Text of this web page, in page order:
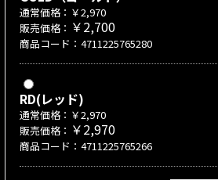
通常価格：￥2,970
販売価格： ￥2,700
商品コード：4711225765280
RD(レッド)
通常価格：￥2,970
販売価格： ￥2,970
商品コード：4711225765266